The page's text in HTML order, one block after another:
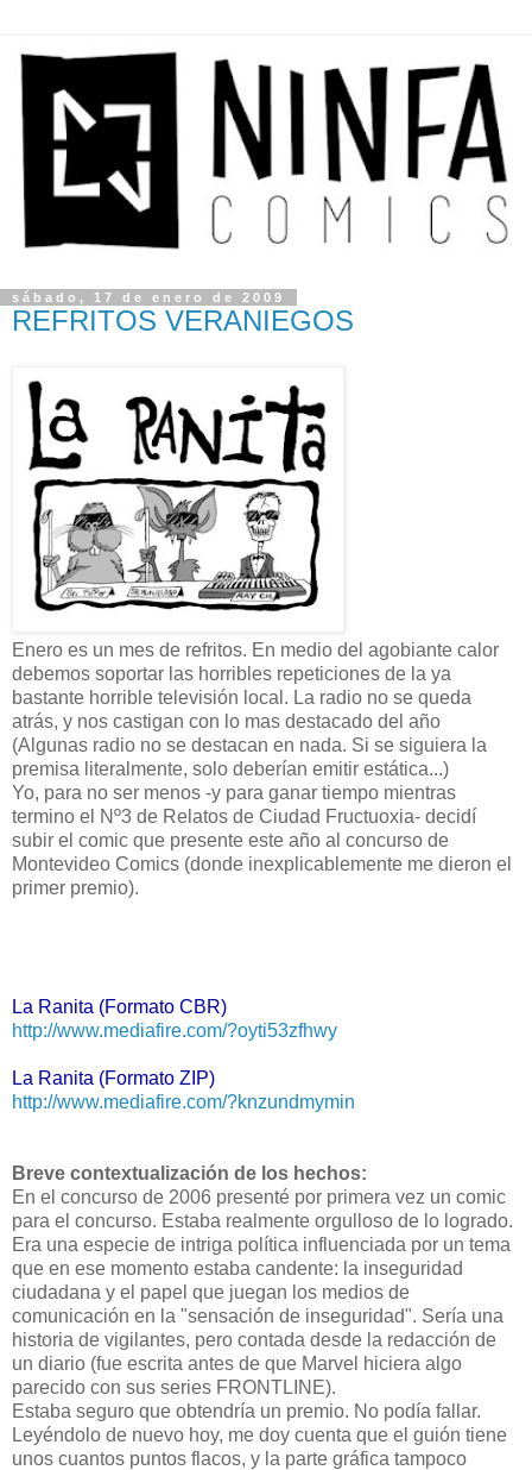
sábado, 17 de enero de 2009
REFRITOS VERANIEGOS
Enero es un mes de refritos. En medio del agobiante calor
debemos soportar las horribles repeticiones de la ya
bastante horrible televisión local. La radio no se queda
atrás, y nos castigan con lo mas destacado del año
(Algunas radio no se destacan en nada. Si se siguiera la
premisa literalmente, solo deberían emitir estática...)
Yo, para no ser menos -y para ganar tiempo mientras
termino el Nº3 de Relatos de Ciudad Fructuoxia- decidí
subir el comic que presente este año al concurso de
Montevideo Comics (donde inexplicablemente me dieron el
primer premio).
La Ranita (Formato CBR)
http://www.mediafire.com/?oyti53zfhwy
La Ranita (Formato ZIP)
http://www.mediafire.com/?knzundmymin
Breve contextualización de los hechos:
En el concurso de 2006 presenté por primera vez un comic
para el concurso. Estaba realmente orgulloso de lo logrado.
Era una especie de intriga política influenciada por un tema
que en ese momento estaba candente: la inseguridad
ciudadana y el papel que juegan los medios de
comunicación en la "sensación de inseguridad". Sería una
historia de vigilantes, pero contada desde la redacción de
un diario (fue escrita antes de que Marvel hiciera algo
parecido con sus series FRONTLINE).
Estaba seguro que obtendría un premio. No podía fallar.
Leyéndolo de nuevo hoy, me doy cuenta que el guión tiene
unos cuantos puntos flacos, y la parte gráfica tampoco